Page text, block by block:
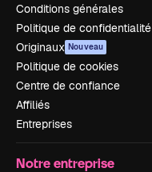
Conditions générales
Politique de confidentialité
Originaux Nouveau
Politique de cookies
Centre de confiance
Affiliés
Entreprises
Notre entreprise